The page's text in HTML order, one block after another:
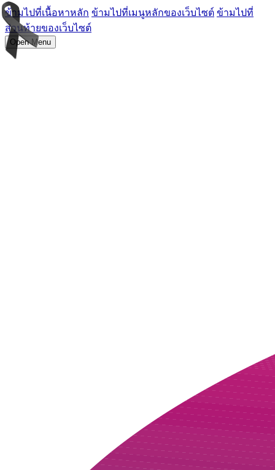
ข้ามไปที่เนื้อหาหลัก ข้ามไปที่เมนูหลักของเว็บไซต์ ข้ามไปที่
ส่วนท้ายของเว็บไซต์
Open Menu